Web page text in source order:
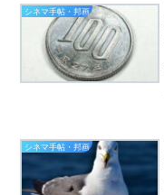
シネマ手帖・邦画
シネマ手帖・邦画